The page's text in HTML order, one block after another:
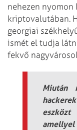
nehezen
kriptovalutában.
georgiai
ismét el tudja
fekvő
Miután
amellyel